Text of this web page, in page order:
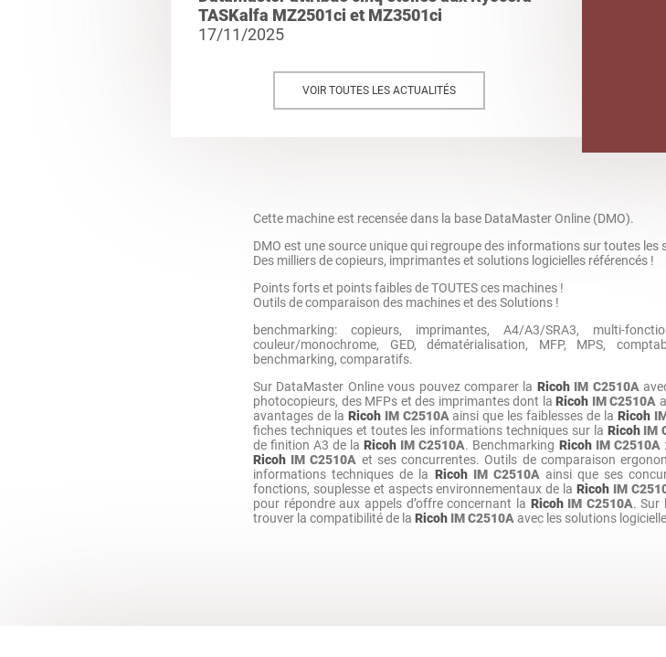
TASKalfa MZ2501ci et MZ3501ci
17/11/2025
VOIR TOUTES LES ACTUALITÉS
Cette machine est recensée dans la base DataMaster Online (DMO).
DMO est une source unique qui regroupe des informations sur toutes
Des milliers de copieurs, imprimantes et solutions logicielles référencés !
Points forts et points faibles de TOUTES ces machines !
Outils de comparaison des machines et des Solutions !
benchmarking: copieurs, imprimantes, A4/A3/SRA3, multi-
couleur/monochrome, GED, dématérialisation, MFP, MPS,
benchmarking, comparatifs.
Sur DataMaster Online vous pouvez comparer la Ricoh IM C2510A
photocopieurs, des MFPs et des imprimantes dont laRicoh IM C2510A
avantages de la Ricoh IM C2510A ainsi que les faiblesses de la Ricoh
fiches techniques et toutes les informations techniques sur la Ricoh IM
de finition A3 de laRicoh IM C2510A. Benchmarking Ricoh IM C2510A
Ricoh IM C2510A et ses concurrentes. Outils de comparaison
informations techniques de la Ricoh IM C2510A ainsi que ses
fonctions, souplesse et aspects environnementaux de la Ricoh IM
pour répondre aux appels d’offre concernant la Ricoh IM C2510A. Sur
trouver la compatibilité de la Ricoh IM C2510A avec les solutions